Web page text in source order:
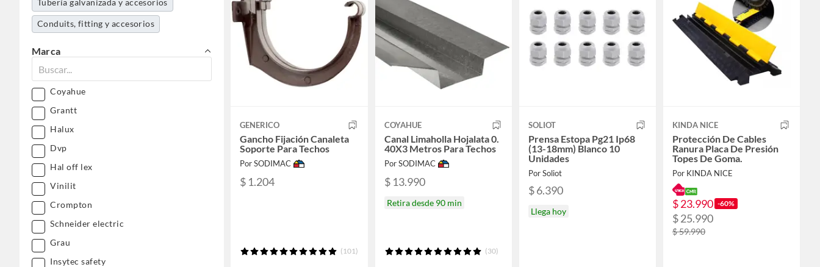
Tubería galvanizada y accesorios
Conduits, fitting y accesorios
Marca
Coyahue
Grantt
Halux
Dvp
Hal off lex
Vinilit
Crompton
Schneider electric
Grau
Insytec safety
GENERICO
Gancho Fijación Canaleta
Soporte Para Techos
Por SODIMAC
$ 1.204
(101)
COYAHUE
Canal Limaholla Hojalata 0.
40X3 Metros Para Techos
Por SODIMAC
$ 13.990
Retira desde 90 min
(30)
SOLIOT
Prensa Estopa Pg21 Ip68
(13-18mm) Blanco 10
Unidades
Por Soliot
$ 6.390
Llega hoy
KINDA NICE
Protección De Cables
Ranura Placa De Presión
Topes De Goma.
Por KINDA NICE
$ 23.990 -60%
$ 25.990
$ 59.990